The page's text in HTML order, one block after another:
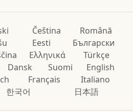
Čeština
Română
Eesti
Български
Ελληνικά
Türkçe
Dansk Suomi
English
Français
Italiano
한국어 日本語